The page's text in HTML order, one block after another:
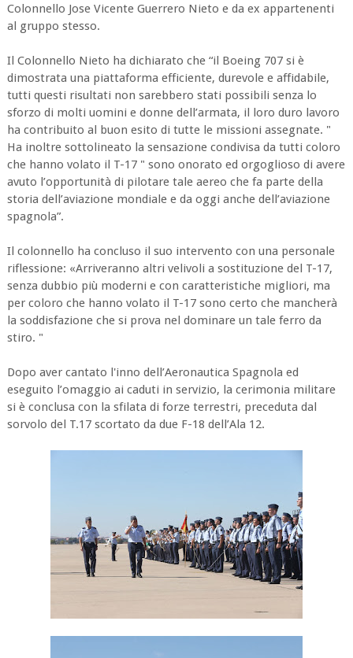
Colonnello Jose Vicente Guerrero Nieto e da ex appartenenti
al gruppo stesso.
Il Colonnello Nieto ha dichiarato che “il Boeing 707 si è
dimostrata una piattaforma efficiente, durevole e affidabile,
tutti questi risultati non sarebbero stati possibili senza lo
sforzo di molti uomini e donne dell’armata, il loro duro lavoro
ha contribuito al buon esito di tutte le missioni assegnate. "
Ha inoltre sottolineato la sensazione condivisa da tutti coloro
che hanno volato il T-17 " sono onorato ed orgoglioso di avere
avuto l’opportunità di pilotare tale aereo che fa parte della
storia dell’aviazione mondiale e da oggi anche dell’aviazione
spagnola”.
Il colonnello ha concluso il suo intervento con una personale
riflessione: «Arriveranno altri velivoli a sostituzione del T-17,
senza dubbio più moderni e con caratteristiche migliori, ma
per coloro che hanno volato il T-17 sono certo che mancherà
la soddisfazione che si prova nel dominare un tale ferro da
stiro. "
Dopo aver cantato l'inno dell’Aeronautica Spagnola ed
eseguito l’omaggio ai caduti in servizio, la cerimonia militare
si è conclusa con la sfilata di forze terrestri, preceduta dal
sorvolo del T.17 scortato da due F-18 dell’Ala 12.